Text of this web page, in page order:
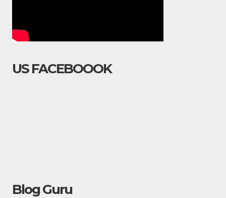
US FACEBOOOK
Blog Guru